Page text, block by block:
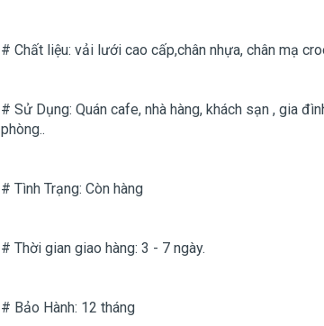
# Chất liệu: vải lưới cao cấp,chân nhựa, chân mạ
# Sử Dụng: Quán cafe, nhà hàng, khách sạn , gia
phòng..
# Tình Trạng: Còn hàng
# Thời gian giao hàng: 3 - 7 ngày.
# Bảo Hành: 12 tháng